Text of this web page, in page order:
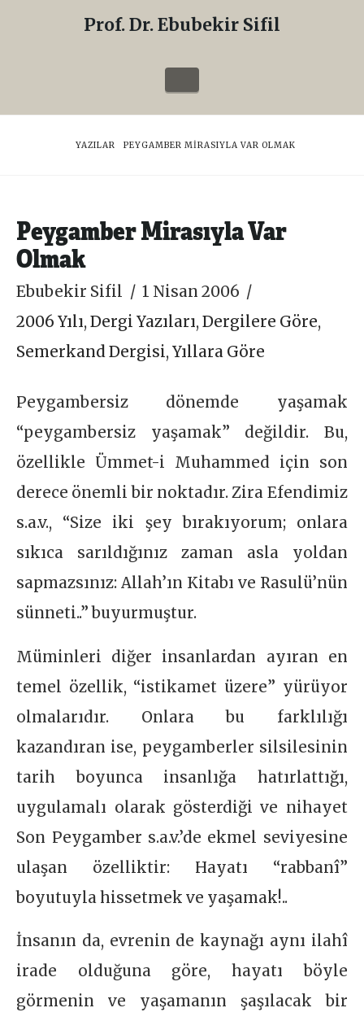
Sifil
Prof. Dr. Ebubekir Sifil
Navigation
HOME
YAZILAR PEYGAMBER MIRASIYLA VAR OLMAK
Peygamber Mirasıyla Var
Olmak
Ebubekir Sifil
1 Nisan 2006
2006 Yılı,Dergi Yazıları,Dergilere Göre,
Semerkand Dergisi,Yıllara Göre
Peygambersiz dönemde yaşamak
“peygambersiz yaşamak” değildir. Bu,
özellikle Ümmet-i Muhammed için son
derece önemli bir noktadır. Zira Efendimiz
s.a.v., “Size iki şey bırakıyorum; onlara
sıkıca sarıldığınız zaman asla yoldan
sapmazsınız: Allah’ın Kitabı ve Rasulü’nün
sünneti..” buyurmuştur.
Müminleri diğer insanlardan ayıran en
temel özellik, “istikamet üzere” yürüyor
olmalarıdır. Onlara bu farklılığı
kazandıran ise, peygamberler silsilesinin
tarih boyunca insanlığa hatırlattığı,
uygulamalı olarak gösterdiği ve nihayet
Son Peygamber s.a.v.’de ekmel seviyesine
ulaşan özelliktir: Hayatı “rabbanî”
boyutuyla hissetmek ve yaşamak!..
İnsanın da, evrenin de kaynağı aynı ilahî
irade olduğuna göre, hayatı böyle
görmenin ve yaşamanın şaşılacak bir